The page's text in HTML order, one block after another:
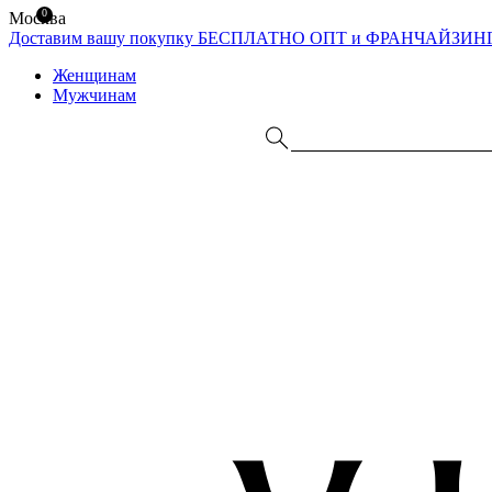
Москва
Доставим вашу покупку БЕСПЛАТНО ОПТ и
Женщинам
Мужчинам
0